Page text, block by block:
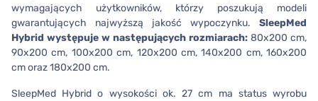
wymagających użytkowników, którzy poszukują modeli
gwarantujących najwyższą jakość wypoczynku. SleepMed
Hybrid występuje w następujących rozmiarach: 80x200 cm,
90x200 cm, 100x200 cm, 120x200 cm, 140x200 cm, 160x200
cm oraz 180x200 cm.
SleepMed Hybrid o wysokości ok. 27 cm ma status wyrobu